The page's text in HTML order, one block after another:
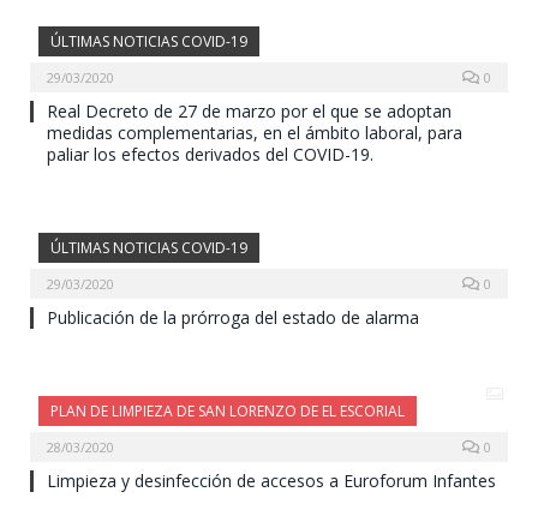
ÚLTIMAS NOTICIAS COVID-19
29/03/2020 0
Real Decreto de 27 de marzo por el que se adoptan
medidas complementarias, en el ámbito laboral, para
paliar los efectos derivados del COVID-19.
ÚLTIMAS NOTICIAS COVID-19
29/03/2020 0
Publicación de la prórroga del estado de alarma
PLAN DE LIMPIEZA DE SAN LORENZO DE EL ESCORIAL
28/03/2020 0
Limpieza y desinfección de accesos a Euroforum Infantes